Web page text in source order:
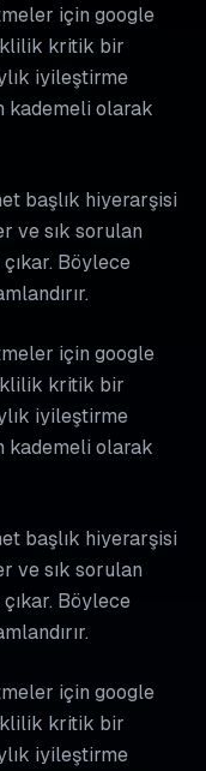
için google
kritik bir
iyileştirme
kademeli olarak
başlık hiyerarşisi
ve sık sorulan
Böylece
için google
kritik bir
iyileştirme
kademeli olarak
başlık hiyerarşisi
ve sık sorulan
Böylece
için google
kritik bir
iyileştirme